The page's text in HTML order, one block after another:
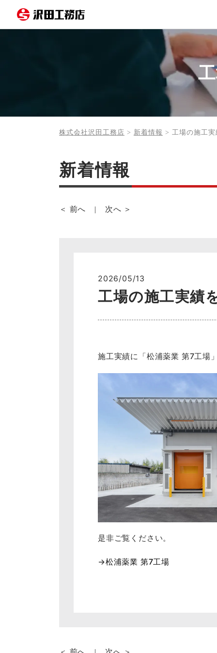
株式会社沢田工務店 > 新着情報 > 工場の施工
新着情報
＜ 前へ 次へ ＞
2026/05/13
工場の施工実績
施工実績に「松浦薬業 第7工場
是非ご覧ください。
→松浦薬業 第7工場